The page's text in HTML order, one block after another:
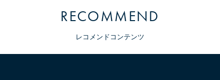
RECOMMEND
レコメンドコンテンツ